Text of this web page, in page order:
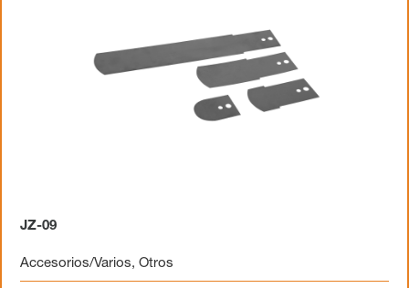
JZ-09
Accesorios/Varios, Otros